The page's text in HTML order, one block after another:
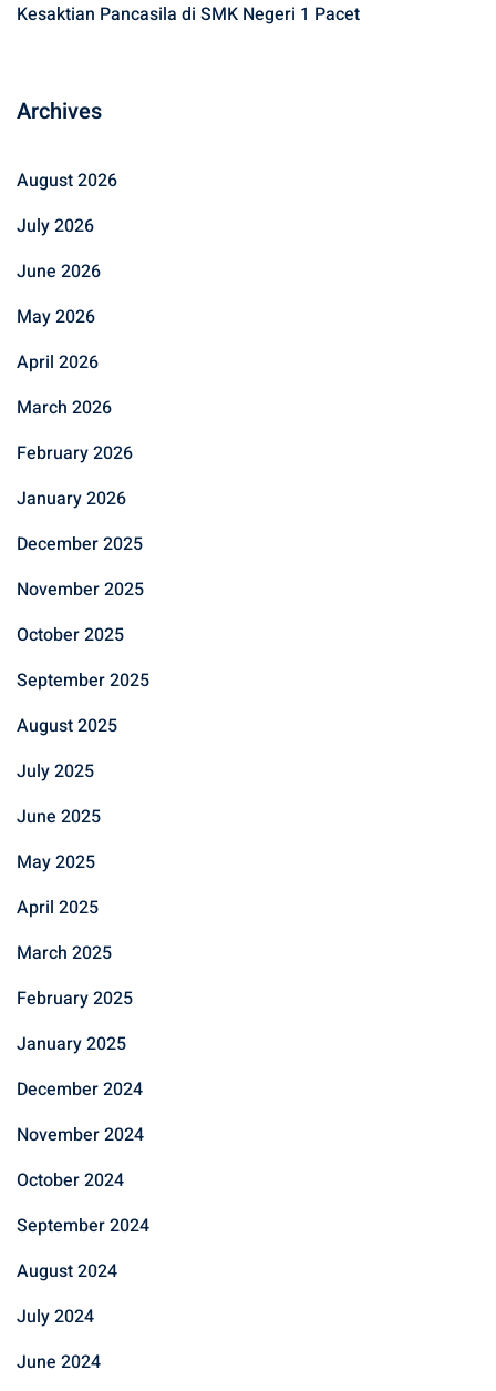
Kesaktian Pancasila di SMK Negeri 1 Pacet
Archives
August 2026
July 2026
June 2026
May 2026
April 2026
March 2026
February 2026
January 2026
December 2025
November 2025
October 2025
September 2025
August 2025
July 2025
June 2025
May 2025
April 2025
March 2025
February 2025
January 2025
December 2024
November 2024
October 2024
September 2024
August 2024
July 2024
June 2024